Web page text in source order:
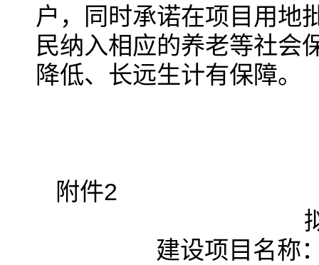
户，同时承诺在项目用地
民纳入相应的养老等社会
降低、长远生计有保障。
附件2
建设项目名称